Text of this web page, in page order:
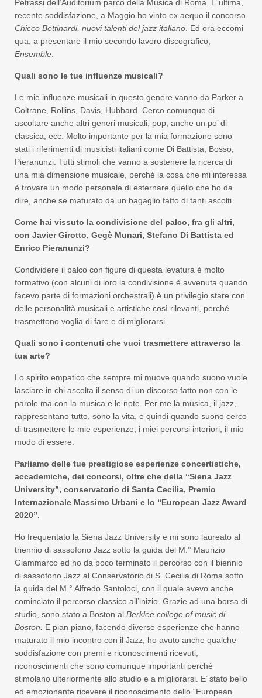
Petrassi dell’Auditorium parco della Musica di Roma. L’ ultima,
recente soddisfazione, a Maggio ho vinto ex aequo il concorso
Chicco Bettinardi, nuovi talenti del jazz italiano . Ed ora eccomi
qua, a presentare il mio secondo lavoro discografico,
Ensemble
Quali sono le tue influenze musicali?
Le mie influenze musicali in questo genere vanno da Parker a
Coltrane, Rollins, Davis, Hubbard. Cerco comunque di
ascoltare anche altri generi musicali, pop, anche un po’ di
classica, ecc. Molto importante per la mia formazione sono
stati i riferimenti di musicisti italiani come Di Battista, Bosso,
Pieranunzi. Tutti stimoli che vanno a sostenere la ricerca di
una mia dimensione musicale, perché la cosa che mi interessa
è trovare un modo personale di esternare quello che ho da
dire, anche se maturato da un bagaglio fatto di tanti ascolti.
Come hai vissuto la condivisione del palco, fra gli altri,
con Javier Girotto, Gegè Munari, Stefano Di Battista ed
Enrico Pieranunzi?
Condividere il palco con figure di questa levatura è molto
formativo (con alcuni di loro la condivisione è avvenuta quando
facevo parte di formazioni orchestrali) è un privilegio stare con
delle personalità musicali e artistiche così rilevanti, perché
trasmettono voglia di fare e di migliorarsi.
Quali sono i contenuti che vuoi trasmettere attraverso la
tua arte?
Lo spirito empatico che sempre mi muove quando suono vuole
lasciare in chi ascolta il senso di un discorso fatto non con le
parole ma con la musica e le note. Per me la musica, il jazz,
rappresentano tutto, sono la vita, e quindi quando suono cerco
di trasmettere le mie esperienze, i miei percorsi interiori, il mio
modo di essere.
Parliamo delle tue prestigiose esperienze concertistiche,
accademiche, dei concorsi, oltre che della “Siena Jazz
University”, conservatorio di Santa Cecilia, Premio
Internazionale Massimo Urbani e lo “European Jazz Award
2020”.
Ho frequentato la Siena Jazz University e mi sono laureato al
triennio di sassofono Jazz sotto la guida del M.° Maurizio
Giammarco ed ho da poco terminato il percorso con il biennio
di sassofono Jazz al Conservatorio di S. Cecilia di Roma sotto
la guida del M.° Alfredo Santoloci, con il quale avevo anche
cominciato il percorso classico all’inizio. Grazie ad una borsa di
studio, sono stato a Boston al Berklee college of music di
Boston. E pian piano, facendo diverse esperienze che hanno
maturato il mio incontro con il Jazz, ho avuto anche qualche
soddisfazione con premi e riconoscimenti ricevuti,
riconoscimenti che sono comunque importanti perché
stimolano ulteriormente allo studio e a migliorarsi. E’ stato bello
ed emozionante ricevere il riconoscimento dello “European